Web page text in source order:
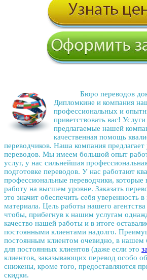
Бюро переводов
Дипломкине и компания
профессиональных и
приветствовать вас!
предлагаемые нашей
качественная помощь
переводчиков. Наша компания предлагает
переводов. Мы имеем большой опыт
услуг, у нас сильнейшая
подготовке переводов. У нас работают
профессиональные переводчики,
работу на высшем уровне. Заказать
это значит обеспечить себя уверенность
материала. Цель работы нашего
чтобы, прибегнув к нашим услугам
качество нашей работы и в итоге
постоянными клиентами надолго.
постоянным клиентом очевидно, в нашем
для постоянных клиентов (даже если это
клиентов, заказывающих перевод особо
снижены, кроме того, предоставляются
скидки.